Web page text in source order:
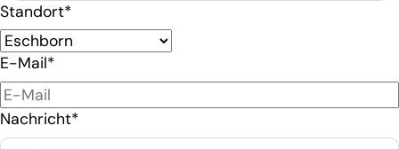
Standort*
E-Mail*
Nachricht*